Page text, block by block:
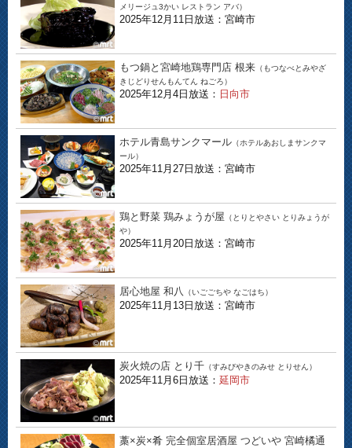
メリージュ3かい レストラン アバ）
2025年12月11日放送：宮崎市
もつ鍋と宮崎地鶏専門店 根来 （もつなべとみやざ
きじどりせんもんてん ねごろ）
2025年12月4日放送： 日向市
ホテル青島サンクマール （ホテルあおしまサンクマ
ール）
2025年11月27日放送：宮崎市
鶏と野菜 鶏みょうが屋 （とりとやさい とりみょうが
や）
2025年11月20日放送：宮崎市
居心地屋 和八 （いごごちや なごはち）
2025年11月13日放送：宮崎市
炭火焼の店 とり千 （すみびやきのみせ とりせん）
2025年11月6日放送： 延岡市
藁×炭×肴 完全個室居酒屋 つどいや 宮崎橘通